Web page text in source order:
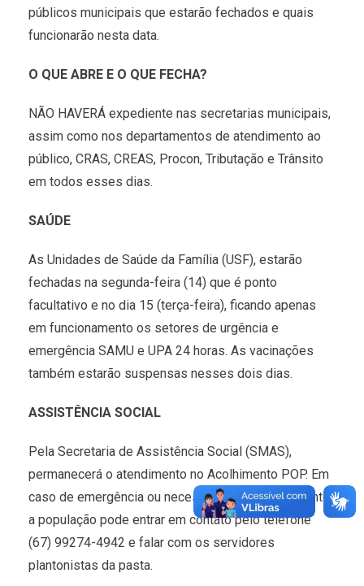
públicos municipais que estarão fechados e quais
funcionarão nesta data.
O QUE ABRE E O QUE FECHA?
NÃO HAVERÁ expediente nas secretarias municipais,
assim como nos departamentos de atendimento ao
público, CRAS, CREAS, Procon, Tributação e Trânsito
em todos esses dias.
SAÚDE
As Unidades de Saúde da Família (USF), estarão
fechadas na segunda-feira (14) que é ponto
facultativo e no dia 15 (terça-feira), ficando apenas
em funcionamento os setores de urgência e
emergência SAMU e UPA 24 horas. As vacinações
também estarão suspensas nesses dois dias.
ASSISTÊNCIA SOCIAL
Pela Secretaria de Assistência Social (SMAS),
permanecerá o atendimento no Acolhimento POP. Em
caso de emergência ou necessidade de atendimento,
a população pode entrar em contato pelo telefone
(67) 99274-4942 e falar com os servidores
plantonistas da pasta.